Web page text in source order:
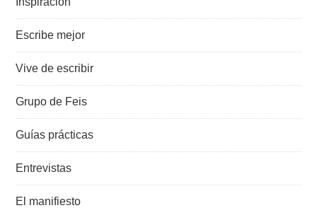
Escribe mejor
Vive de escribir
Grupo de Feis
Guías prácticas
Entrevistas
El manifiesto